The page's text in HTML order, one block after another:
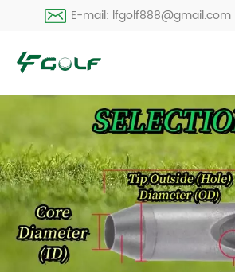
E-mail: lfgolf888@gmail.com